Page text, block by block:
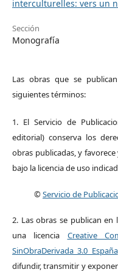
interculturelles: vers un
Sección
Monografía
Las obras que se
siguientes términos:
1. El Servicio de
editorial) conserva los
obras publicadas, y
bajo la licencia de uso
©Servicio de
2. Las obras se publican
una licencia Creative
SinObraDerivada 3.0 España
difundir, transmitir y